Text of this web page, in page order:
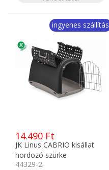
ingyenes szállítás
14.490 Ft
JK Linus CABRIO kisállat
hordozó szürke
44329-2